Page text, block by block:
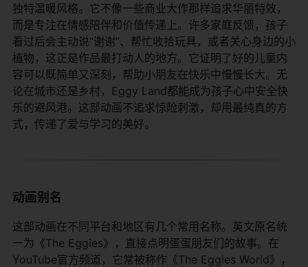
独特温暖风格。它不像一些商业大作那样追求华丽特效，
而是专注在情感陪伴和价值传递上。许多家庭反馈，孩子
看过后会主动说“谢谢”、帮忙收拾玩具，或者关心身边的小
植物，这正是作品最打动人的地方。它证明了好的儿童内
容可以既简单又深刻，帮助小朋友在快乐中慢慢长大。无
论在城市还是乡村，Eggy Land都能成为孩子心中安全快
乐的避风港。这部动画不追求惊险刺激，却用最纯真的方
式，传递了爱与学习的美好。
动画别名
这部动画在不同平台和地区有几个常用名称。英文原名统
一为《The Eggies》，直接点明蛋蛋朋友们的故事。在
YouTube官方频道，它常被称作《The Eggies World》，